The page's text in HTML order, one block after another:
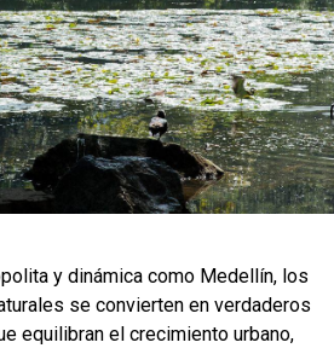
y dinámica como Medellín, los
se convierten en verdaderos
equilibran el crecimiento urbano,